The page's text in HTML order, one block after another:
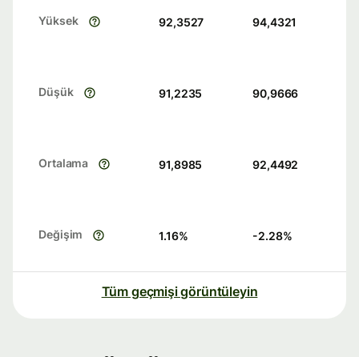
Yüksek 92,3527 94,4321
Düşük 91,2235 90,9666
Ortalama 91,8985 92,4492
Değişim 1.16% -2.28%
Tüm geçmişi görüntüleyin